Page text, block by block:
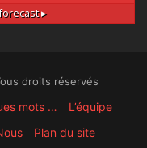
▸
droits réservés
mots …
L’équipe
Plan du site